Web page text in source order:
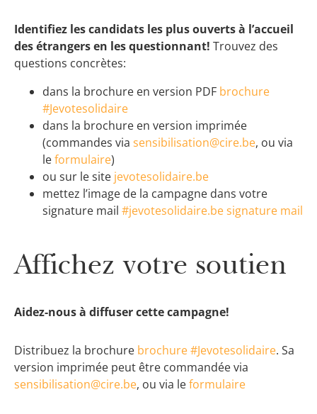
Identifiez les candidats les plus ouverts à l’accueil
des étrangers en les questionnant! Trouvez des
questions concrètes:
dans la brochure en version PDF brochure
#Jevotesolidaire
dans la brochure en version imprimée
(commandes via sensibilisation@cire.be, ou via
leformulaire)
ou sur le site jevotesolidaire.be
mettez l’image de la campagne dans votre
signature mail #jevotesolidaire.be signature mail
Affichez votre soutien
Aidez-nous à diffuser cette campagne!
Distribuez la brochure brochure #Jevotesolidaire. Sa
version imprimée peut être commandée via
sensibilisation@cire.be, ou via leformulaire